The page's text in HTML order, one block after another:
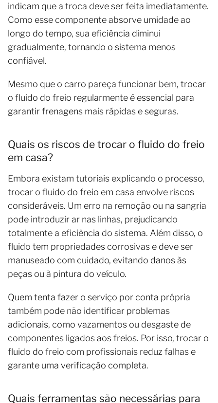
indicam que a troca deve ser feita imediatamente.
Como esse componente absorve umidade ao
longo do tempo, sua eficiência diminui
gradualmente, tornando o sistema menos
confiável.
Mesmo que o carro pareça funcionar bem, trocar
o fluido do freio regularmente é essencial para
garantir frenagens mais rápidas e seguras.
Quais os riscos de trocar o fluido do freio
em casa?
Embora existam tutoriais explicando o processo,
trocar o fluido do freio em casa envolve riscos
consideráveis. Um erro na remoção ou na sangria
pode introduzir ar nas linhas, prejudicando
totalmente a eficiência do sistema. Além disso, o
fluido tem propriedades corrosivas e deve ser
manuseado com cuidado, evitando danos às
peças ou à pintura do veículo.
Quem tenta fazer o serviço por conta própria
também pode não identificar problemas
adicionais, como vazamentos ou desgaste de
componentes ligados aos freios. Por isso, trocar o
fluido do freio com profissionais reduz falhas e
garante uma verificação completa.
Quais ferramentas são necessárias para